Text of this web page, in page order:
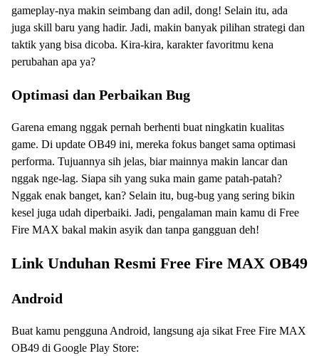
gameplay-nya makin seimbang dan adil, dong! Selain itu, ada
juga skill baru yang hadir. Jadi, makin banyak pilihan strategi dan
taktik yang bisa dicoba. Kira-kira, karakter favoritmu kena
perubahan apa ya?
Optimasi dan Perbaikan Bug
Garena emang nggak pernah berhenti buat ningkatin kualitas
game. Di update OB49 ini, mereka fokus banget sama optimasi
performa. Tujuannya sih jelas, biar mainnya makin lancar dan
nggak nge-lag. Siapa sih yang suka main game patah-patah?
Nggak enak banget, kan? Selain itu, bug-bug yang sering bikin
kesel juga udah diperbaiki. Jadi, pengalaman main kamu di Free
Fire MAX bakal makin asyik dan tanpa gangguan deh!
Link Unduhan Resmi Free Fire MAX OB49
Android
Buat kamu pengguna Android, langsung aja sikat Free Fire MAX
OB49 di Google Play Store: